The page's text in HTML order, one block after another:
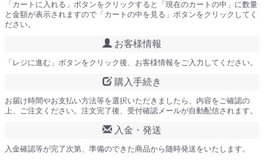
「カートに入れる」ボタンをクリックすると「現在のカートの中」に数量
と金額が表示されますので「カートの中を見る」ボタンをクリックしてく
ださい。
お客様情報
「レジに進む」ボタンをクリック後、お客様情報をご入力してください。
購入手続き
お届け時間やお支払い方法等を選択いただきましたら、内容をご確認の
上、ご注文ください。注文完了後、受付確認メールが自動配信されます。
入金・発送
入金確認等が完了次第、準備のできた商品から随時発送をいたします。